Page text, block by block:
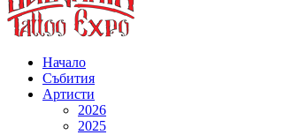
Начало
Събития
Артисти
2026
2025